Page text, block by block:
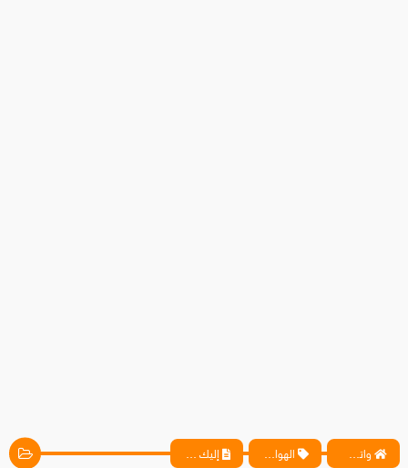
واتس آب ، فيسبوك ، أنترنت ، شروحات تقنية حصرية - المحترف الهواتف المحمولة إليك 3 طرق و حلول لتوفير رصيد باقة الإنترنت لديك 3G/4G على هاتفك الأندرويد بدون الحاجة لأي تطبيق